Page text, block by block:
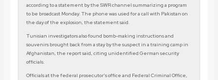
according to a statement by the SWR channel summarizing a program
to be broadcast Monday. The phone was used for a call with Pakistan on
the day of the explosion, the statement said.
Tunisian investigators also found bomb-making instructions and
souvenirs brought back from a stay by the suspect in a training camp in
Afghanistan, the report said, citing unidentified German security
officials.
Officials at the federal prosecutor’s office and Federal Criminal Office,